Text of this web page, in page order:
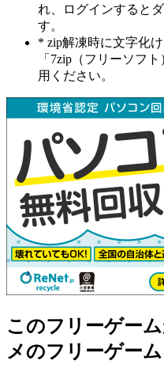
れ、ログインすると
す。
* zip解凍時に文字化
「7zip（フリーソフ
用ください。
このフリーゲー
メのフリーゲーム